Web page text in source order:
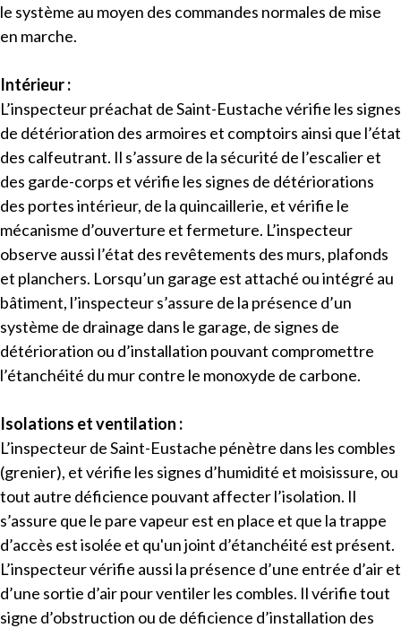
le système au moyen des commandes normales de mise
en marche.
Intérieur :
L’inspecteur préachat de Saint-Eustache vérifie les signes
de détérioration des armoires et comptoirs ainsi que l’état
des calfeutrant. Il s’assure de la sécurité de l’escalier et
des garde-corps et vérifie les signes de détériorations
des portes intérieur, de la quincaillerie, et vérifie le
mécanisme d’ouverture et fermeture. L’inspecteur
observe aussi l’état des revêtements des murs, plafonds
et planchers. Lorsqu’un garage est attaché ou intégré au
bâtiment, l’inspecteur s’assure de la présence d’un
système de drainage dans le garage, de signes de
détérioration ou d’installation pouvant compromettre
l’étanchéité du mur contre le monoxyde de carbone.
Isolations et ventilation :
L’inspecteur de Saint-Eustache pénètre dans les combles
(grenier), et vérifie les signes d’humidité et moisissure, ou
tout autre déficience pouvant affecter l’isolation. Il
s’assure que le pare vapeur est en place et que la trappe
d’accès est isolée et qu'un joint d’étanchéité est présent.
L’inspecteur vérifie aussi la présence d’une entrée d’air et
d’une sortie d’air pour ventiler les combles. Il vérifie tout
signe d’obstruction ou de déficience d’installation des